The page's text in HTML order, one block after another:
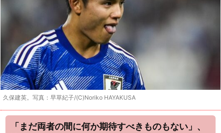
久保建英。写真：早草紀子/(C)Noriko HAYAKUSA
「まだ両者の間に何か期待すべきものもない」、